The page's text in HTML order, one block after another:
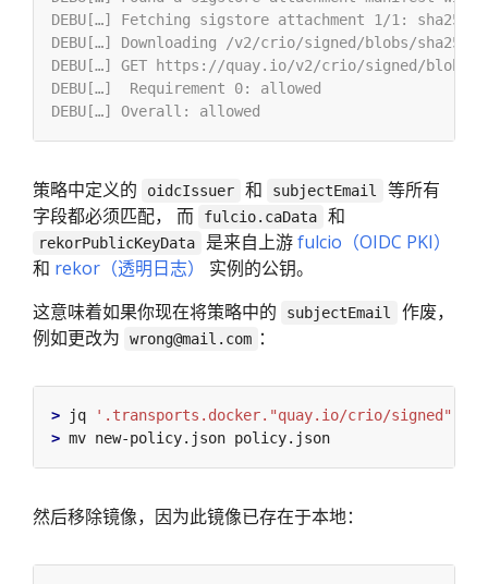
策略中定义的 oidcIssuer 和 subjectEmail
等所有
字段都必须匹配， 而
fulcio.caData 和
rekorPublicKeyData 是来自上游fulcio（OIDC PKI）
和 rekor（透明日志）
实例的公钥。
这意味着如果你现在将策略中的
subjectEmail
作废，
例如更改为
wrong@mail.com ：
> jq
'.transports.docker."quay.io/crio/
>
然后移除镜像，因为此镜像已存在于本地：